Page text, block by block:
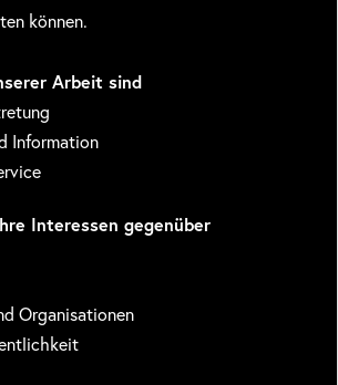
können.
Arbeit sind
Information
Interessen gegenüber
Organisationen